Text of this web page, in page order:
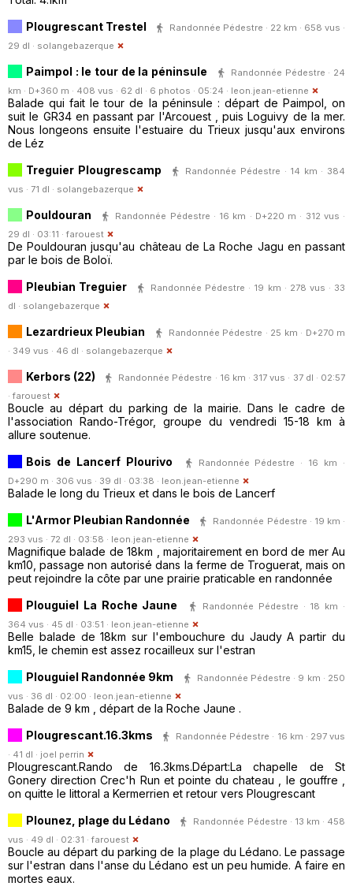
Plougrescant Trestel
Randonnée Pédestre · 22 km · 658 vus ·
29 dl · solangebazerque
Paimpol : le tour de la péninsule
Randonnée Pédestre · 24
km · D+360 m · 408 vus · 62 dl · 6 photos · 05:24 · leon.jean-etienne
Balade qui fait le tour de la péninsule : départ de Paimpol, on
suit le GR34 en passant par l'Arcouest , puis Loguivy de la mer.
Nous longeons ensuite l'estuaire du Trieux jusqu'aux environs
de Léz
Treguier Plougrescamp
Randonnée Pédestre · 14 km · 384
vus · 71 dl · solangebazerque
Pouldouran
Randonnée Pédestre · 16 km · D+220 m · 312 vus ·
29 dl · 03:11 · farouest
De Pouldouran jusqu'au château de La Roche Jagu en passant
par le bois de Boloï.
Pleubian Treguier
Randonnée Pédestre · 19 km · 278 vus · 33
dl · solangebazerque
Lezardrieux Pleubian
Randonnée Pédestre · 25 km · D+270 m
· 349 vus · 46 dl · solangebazerque
Kerbors (22)
Randonnée Pédestre · 16 km · 317 vus · 37 dl · 02:57
· farouest
Boucle au départ du parking de la mairie. Dans le cadre de
l'association Rando-Trégor, groupe du vendredi 15-18 km à
allure soutenue.
Bois de Lancerf Plourivo
Randonnée Pédestre · 16 km ·
D+290 m · 306 vus · 39 dl · 03:38 · leon.jean-etienne
Balade le long du Trieux et dans le bois de Lancerf
L'Armor Pleubian Randonnée
Randonnée Pédestre · 19 km ·
293 vus · 72 dl · 03:58 · leon.jean-etienne
Magnifique balade de 18km , majoritairement en bord de mer Au
km10, passage non autorisé dans la ferme de Troguerat, mais on
peut rejoindre la côte par une prairie praticable en randonnée
Plouguiel La Roche Jaune
Randonnée Pédestre · 18 km ·
364 vus · 45 dl · 03:51 · leon.jean-etienne
Belle balade de 18km sur l'embouchure du Jaudy A partir du
km15, le chemin est assez rocailleux sur l'estran
Plouguiel Randonnée 9km
Randonnée Pédestre · 9 km · 250
vus · 36 dl · 02:00 · leon.jean-etienne
Balade de 9 km , départ de la Roche Jaune .
Plougrescant.16.3kms
Randonnée Pédestre · 16 km · 297 vus
· 41 dl · joel perrin
Plougrescant.Rando de 16.3kms.Départ:La chapelle de St
Gonery direction Crec'h Run et pointe du chateau , le gouffre ,
on quitte le littoral a Kermerrien et retour vers Plougrescant
Plounez, plage du Lédano
Randonnée Pédestre · 13 km · 458
vus · 49 dl · 02:31 · farouest
Boucle au départ du parking de la plage du Lédano. Le passage
sur l'estran dans l'anse du Lédano est un peu humide. A faire en
mortes eaux.